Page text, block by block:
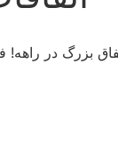
بزرگ در